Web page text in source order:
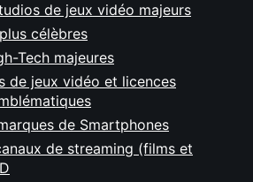
de jeux vidéo majeurs
célèbres
Tech majeures
de jeux vidéo et licences
de Smartphones
de streaming (films et